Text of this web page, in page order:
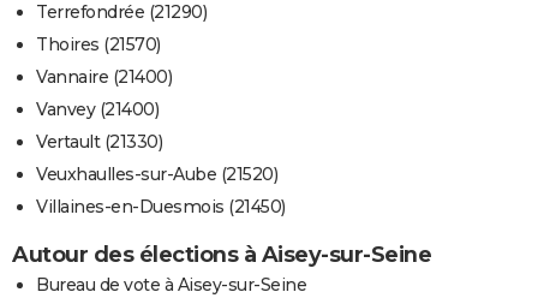
Terrefondrée (21290)
Thoires (21570)
Vannaire (21400)
Vanvey (21400)
Vertault (21330)
Veuxhaulles-sur-Aube (21520)
Villaines-en-Duesmois (21450)
Autour des élections à Aisey-sur-Seine
Bureau de vote à Aisey-sur-Seine